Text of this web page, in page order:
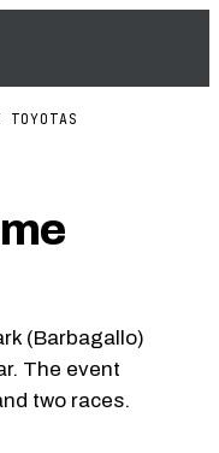
TOYOTAS
(Barbagallo)
The event
two races.